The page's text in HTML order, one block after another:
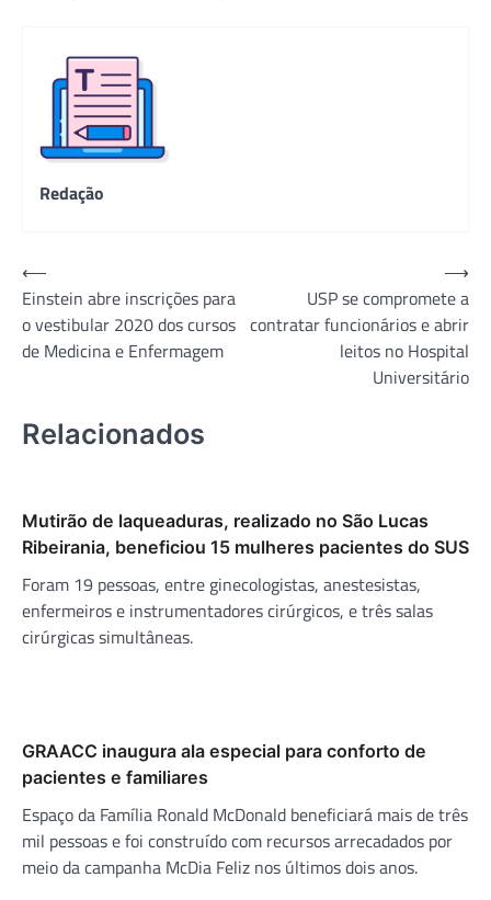
Redação
Navegação
de
Post
⟵
Einstein abre inscrições para
o vestibular 2020 dos cursos
de Medicina e Enfermagem
USP se compromete a
contratar funcionários e abrir
leitos no Hospital
Universitário
⟶
Relacionados
Mutirão de laqueaduras, realizado no São Lucas
Ribeirania, beneficiou 15 mulheres pacientes do SUS
Foram 19 pessoas, entre ginecologistas, anestesistas,
enfermeiros e instrumentadores cirúrgicos, e três salas
cirúrgicas simultâneas.
GRAACC inaugura ala especial para conforto de
pacientes e familiares
Espaço da Família Ronald McDonald beneficiará mais de três
mil pessoas e foi construído com recursos arrecadados por
meio da campanha McDia Feliz nos últimos dois anos.